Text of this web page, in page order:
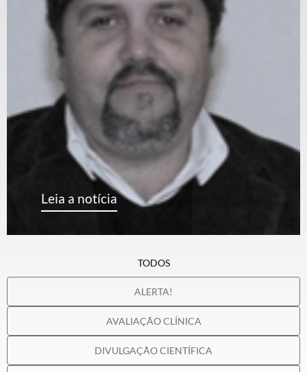
Leia a notícia
ALERTA!
AVALIAÇÃO CLÍNICA
DIVULGAÇÃO CIENTÍFICA
TODOS